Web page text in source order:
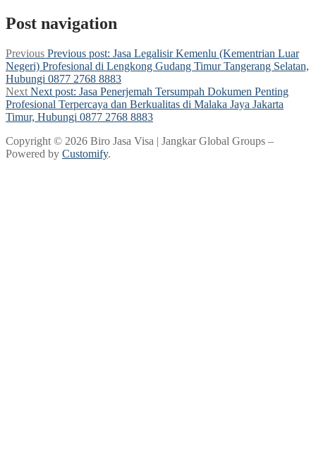
Post navigation
Previous Previous post: Jasa Legalisir Kemenlu (Kementrian Luar
Negeri) Profesional di Lengkong Gudang Timur Tangerang Selatan,
Hubungi 0877 2768 8883
Next Next post: Jasa Penerjemah Tersumpah Dokumen Penting
Profesional Terpercaya dan Berkualitas di Malaka Jaya Jakarta
Timur, Hubungi 0877 2768 8883
Copyright © 2026 Biro Jasa Visa | Jangkar Global Groups –
Powered by Customify.